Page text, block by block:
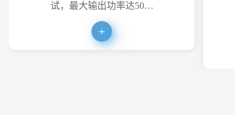
试，最大输出功率达50…